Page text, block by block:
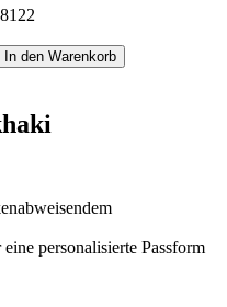
personalisierte Passform